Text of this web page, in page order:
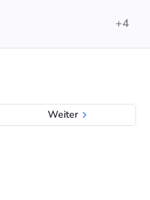
+4
Weiter